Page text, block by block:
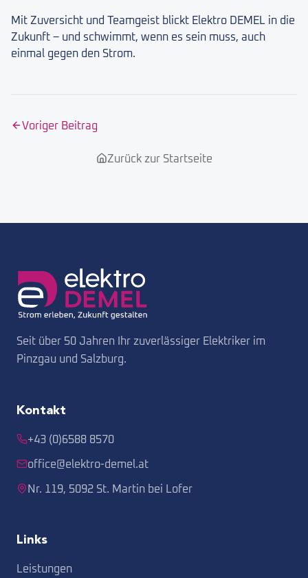
Mit Zuversicht und Teamgeist blickt Elektro DEMEL in die
Zukunft – und schwimmt, wenn es sein muss, auch
einmal gegen den Strom.
Voriger Beitrag
Zurück zur Startseite
Seit über 50 Jahren Ihr zuverlässiger Elektriker im
Pinzgau und Salzburg.
Kontakt
+43 (0)6588 8570
office@elektro-demel.at
Nr. 119, 5092 St. Martin bei Lofer
Links
Leistungen